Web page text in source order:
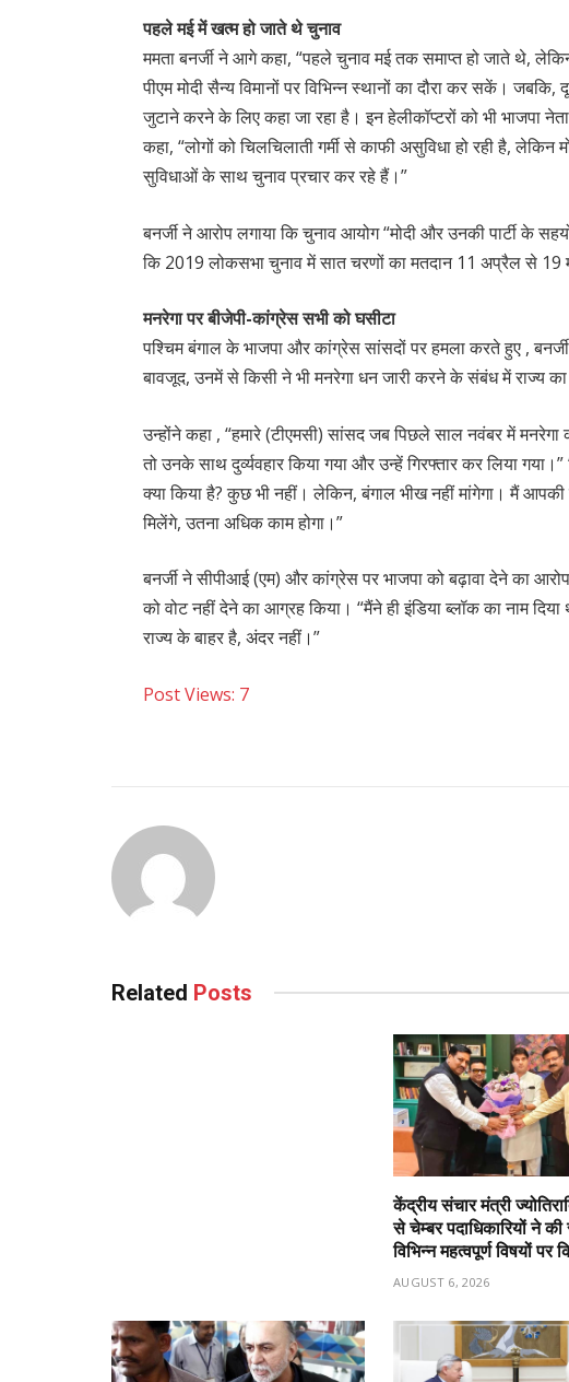
पहले मई में खत्म हो जाते थे चुनाव
ममता बनर्जी ने आगे कहा, “पहले चुनाव मई तक समाप्त हो जाते थे,
पीएम मोदी सैन्य विमानों पर विभिन्न स्थानों का दौरा कर सकें।
जुटाने करने के लिए कहा जा रहा है। इन हेलीकॉप्टरों को भी भाजपा
कहा, “लोगों को चिलचिलाती गर्मी से काफी असुविधा हो रही है, लेकिन
सुविधाओं के साथ चुनाव प्रचार कर रहे हैं।”
बनर्जी ने आरोप लगाया कि चुनाव आयोग “मोदी और उनकी पार्टी के
कि 2019 लोकसभा चुनाव में सात चरणों का मतदान 11 अप्रैल से
मनरेगा पर बीजेपी-कांग्रेस सभी को घसीटा
पश्चिम बंगाल के भाजपा और कांग्रेस सांसदों पर हमला करते हुए ,
बावजूद, उनमें से किसी ने भी मनरेगा धन जारी करने के संबंध में राज्य का
उन्होंने कहा , “हमारे (टीएमसी) सांसद जब पिछले साल नवंबर में
तो उनके साथ दुर्व्यवहार किया गया और उन्हें गिरफ्तार कर लिया
क्या किया है? कुछ भी नहीं। लेकिन, बंगाल भीख नहीं मांगेगा। मैं
मिलेंगे, उतना अधिक काम होगा।”
बनर्जी ने सीपीआई (एम) और कांग्रेस पर भाजपा को बढ़ावा देने का
को वोट नहीं देने का आग्रह किया। “मैंने ही इंडिया ब्लॉक का नाम
राज्य के बाहर है, अंदर नहीं।”
Post Views: 7
Related Posts
केंद्रीय संचार मंत्री
से चेम्बर पदाधिकारियों ने
विभिन्न महत्वपूर्ण विषयों पर
AUGUST 6, 2026